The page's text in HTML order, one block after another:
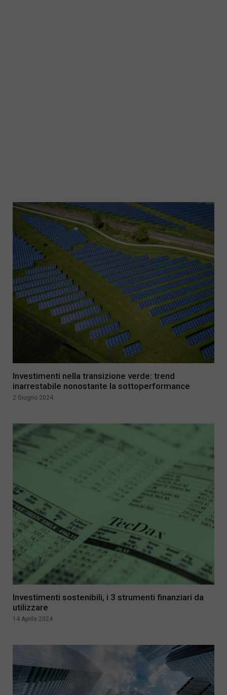
Investimenti nella transizione verde: trend
inarrestabile nonostante la sottoperformance
2 Giugno 2024
Investimenti sostenibili, i 3 strumenti finanziari da
utilizzare
14 Aprile 2024